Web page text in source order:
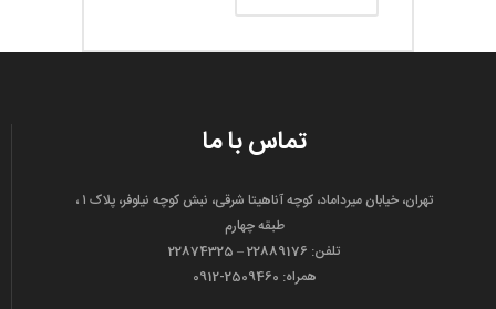
تماس با ما
تهران، خیابان میرداماد، کوچه آناهیتا شرقی، نبش کوچه نیلوفر، پلاک ۱ ،
طبقه چهارم
تلفن: 22889176 – 22874325
همراه: 2509460-0912